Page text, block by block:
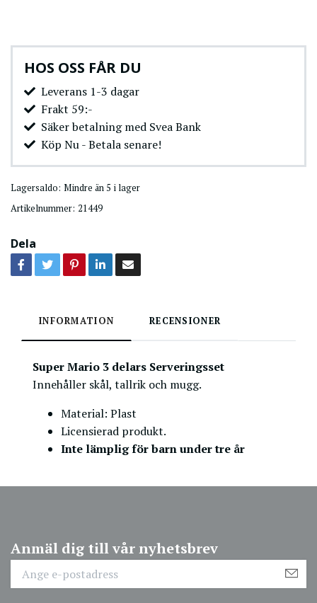
HOS OSS FÅR DU
Leverans 1-3 dagar
Frakt 59:-
Säker betalning med Svea Bank
Köp Nu - Betala senare!
Lagersaldo: Mindre än 5 i lager
Artikelnummer: 21449
Dela
INFORMATION RECENSIONER
Super Mario 3 delars Serveringsset
Innehåller skål, tallrik och mugg.
Material: Plast
Licensierad produkt.
Inte lämplig för barn under tre år
Anmäl dig till vår nyhetsbrev